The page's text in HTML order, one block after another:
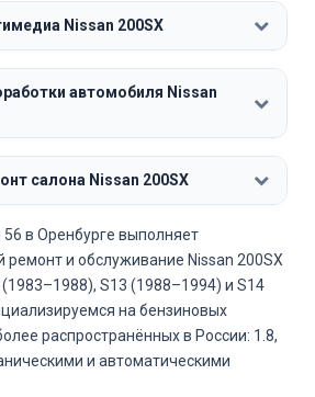
Nissan 200SX
автомобиля Nissan
салона Nissan 200SX
в Оренбурге выполняет
и обслуживание Nissan 200SX
S13 (1988–1994) и S14
на бензиновых
распространённых в России: 1.8,
и автоматическими